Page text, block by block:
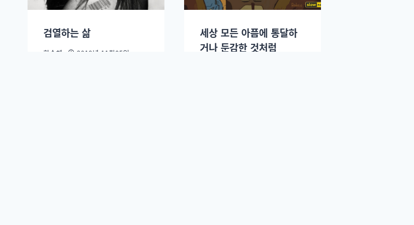
검열하는 삶
한승혜 2019년 11월05일.
세상 모든 아픔에 통달하
거나 둔감한 것처럼